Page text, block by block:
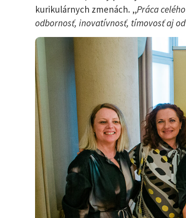
kurikulárnych zmenách. „Práca
odbornosť, inovatívnosť, tímovosť aj